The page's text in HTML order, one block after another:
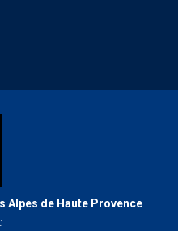
Alpes de Haute Provence